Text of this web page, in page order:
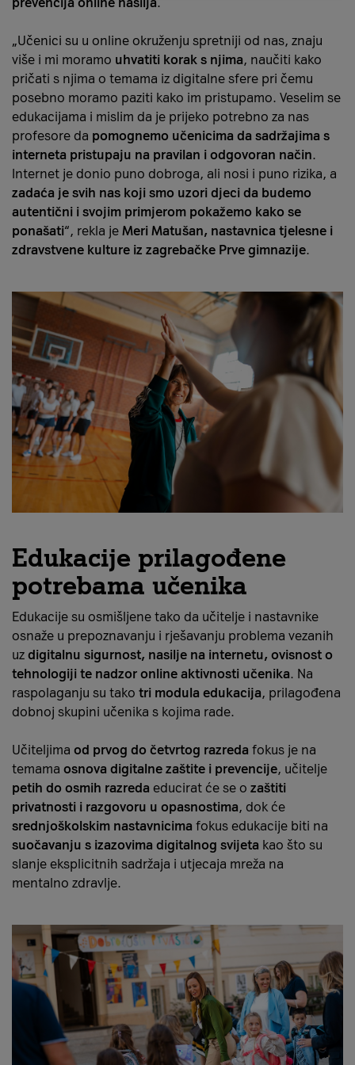
„Učenici su u online okruženju spretniji od nas, znaju
više i mi moramo uhvatiti korak s njima, naučiti kako
pričati s njima o temama iz digitalne sfere pri čemu
posebno moramo paziti kako im pristupamo. Veselim se
edukacijama i mislim da je prijeko potrebno za nas
profesore da pomognemo učenicima da sadržajima s
interneta pristupaju na pravilan i odgovoran način.
Internet je donio puno dobroga, ali nosi i puno rizika, a
zadaća je svih nas koji smo uzori djeci da budemo
autentični i svojim primjerom pokažemo kako se
ponašati“, rekla je Meri Matušan, nastavnica tjelesne i
zdravstvene kulture iz zagrebačke Prve gimnazije.
Edukacije prilagođene
potrebama učenika
Edukacije su osmišljene tako da učitelje i nastavnike
osnaže u prepoznavanju i rješavanju problema vezanih
uz digitalnu sigurnost, nasilje na internetu, ovisnost o
tehnologiji te nadzor online aktivnosti učenika. Na
raspolaganju su tako tri modula edukacija, prilagođena
dobnoj skupini učenika s kojima rade.
Učiteljima od prvog do četvrtog razreda fokus je na
temama osnova digitalne zaštite i prevencije, učitelje
petih do osmih razreda educirat će se o zaštiti
privatnosti i razgovoru u opasnostima, dok će
srednjoškolskim nastavnicima fokus edukacije biti na
suočavanju s izazovima digitalnog svijeta kao što su
slanje eksplicitnih sadržaja i utjecaja mreža na
mentalno zdravlje.